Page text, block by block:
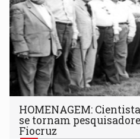
HOMENAGEM:
se tornam
Fiocruz